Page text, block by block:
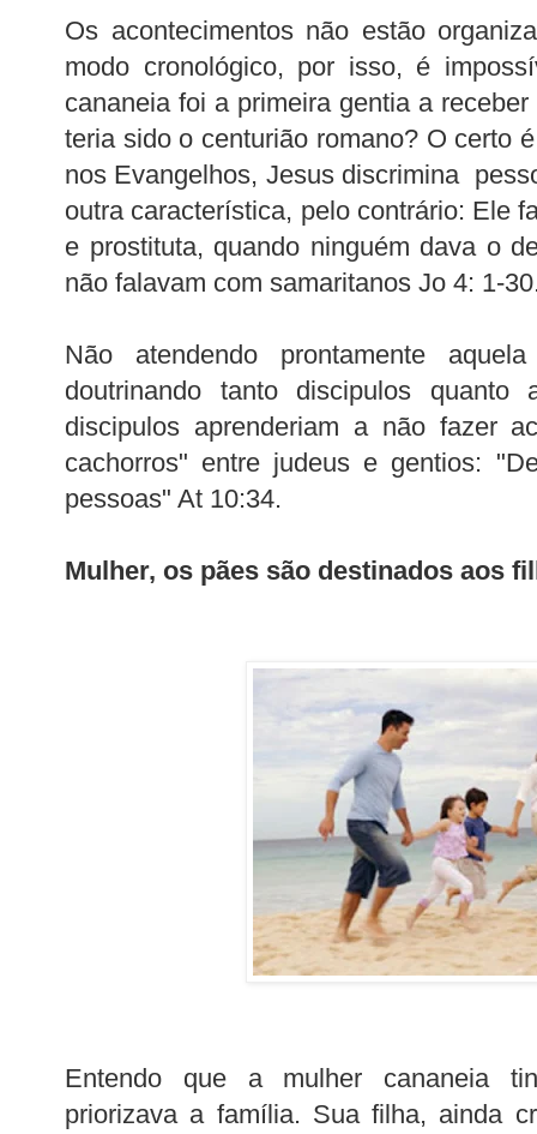
Os acontecimentos não estão
modo cronológico, por isso, é
cananeia foi a primeira gentia a
teria sido o centurião romano? O certo
nos Evangelhos, Jesus discrimina
outra característica, pelo contrário: Ele
e prostituta, quando ninguém dava o
não falavam com samaritanos Jo 4: 1-
Não atendendo prontamente
doutrinando tanto discipulos quanto
discipulos aprenderiam a não fazer
cachorros" entre judeus e gentios:
pessoas" At 10:34.
Mulher, os pães são destinados aos
Entendo que a mulher cananeia
priorizava a família. Sua filha, ainda